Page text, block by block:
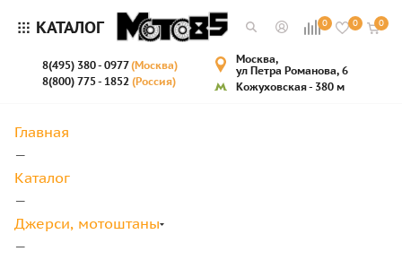
КАТАЛОГ 0 0 0
8(495) 380 - 0977(Москва)
8(800) 775 - 1852 (Россия)
Москва,
ул Петра Романова, 6
Кожуховская - 380 м
Главная
—
Каталог
—
Джерси, мотоштаны
—